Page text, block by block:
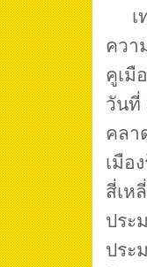
เท
ควา
คูเมื
วันที่
คลา
เมือ
สี่เห
ประ
ประ